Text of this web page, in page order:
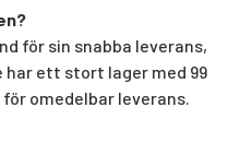
för sin snabba leverans,
har ett stort lager med 99
omedelbar leverans.